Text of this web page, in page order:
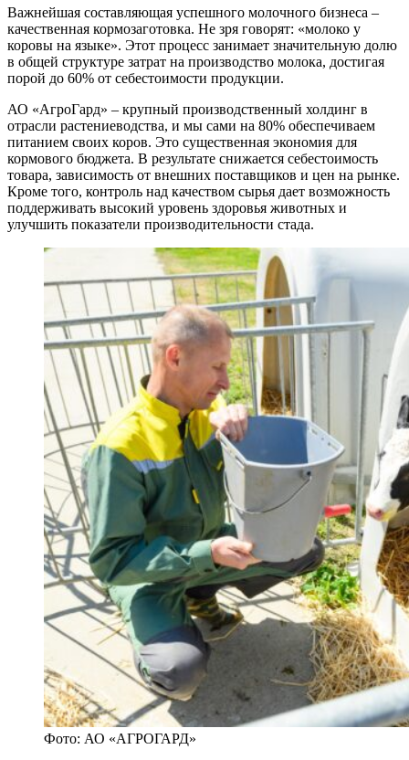
Важнейшая составляющая успешного молочного бизнеса –
качественная кормозаготовка. Не зря говорят: «молоко у
коровы на языке». Этот процесс занимает значительную долю
в общей структуре затрат на производство молока, достигая
порой до 60% от себестоимости продукции.
АО «АгроГард» – крупный производственный холдинг в
отрасли растениеводства, и мы сами на 80% обеспечиваем
питанием своих коров. Это существенная экономия для
кормового бюджета. В результате снижается себестоимость
товара, зависимость от внешних поставщиков и цен на рынке.
Кроме того, контроль над качеством сырья дает возможность
поддерживать высокий уровень здоровья животных и
улучшить показатели производительности стада.
Фото: АО «АГРОГАРД»